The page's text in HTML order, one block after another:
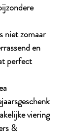
niet zomaar
en
perfect
viering
&